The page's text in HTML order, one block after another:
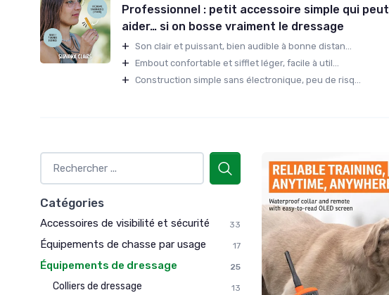
Professionnel : petit accessoire simple qui peut
aider… si on bosse vraiment le dressage
+ Son clair et puissant, bien audible à bonne distan...
+ Embout confortable et sifflet léger, facile à util...
+ Construction simple sans électronique, peu de risq...
Catégories
Accessoires de visibilité et sécurité 33
Équipements de chasse par usage 17
Équipements de dressage 25
Colliers de dressage 13